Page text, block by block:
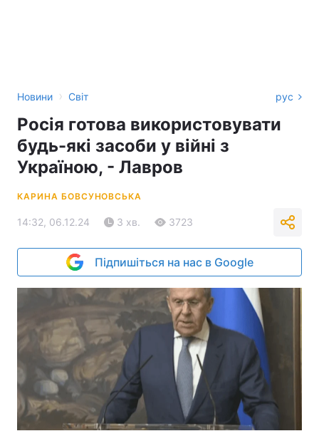
Новини › Світ рус
Росія готова використовувати
будь-які засоби у війні з
Україною, - Лавров
КАРИНА БОВСУНОВСЬКА
14:32, 06.12.24 3 хв. 3723
Підпишіться на нас в Google